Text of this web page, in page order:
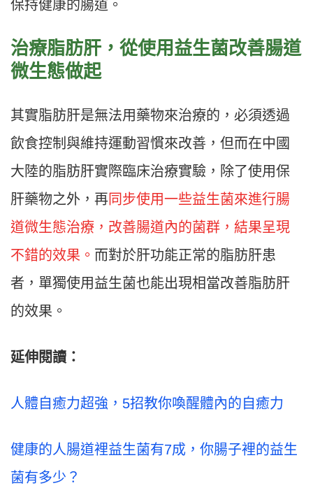
保持健康的腸道。
治療脂肪肝，從使用益生菌改善腸道
微生態做起
其實脂肪肝是無法用藥物來治療的，必須透過
飲食控制與維持運動習慣來改善，但而在中國
大陸的脂肪肝實際臨床治療實驗，除了使用保
肝藥物之外，再 同步使用一些益生菌來進行腸
道微生態治療，改善腸道內的菌群，結果呈現
不錯的效果。 而對於肝功能正常的脂肪肝患
者，單獨使用益生菌也能出現相當改善脂肪肝
的效果。
延伸閱讀：
人體自癒力超強，5招教你喚醒體內的自癒力
健康的人腸道裡益生菌有7成，你腸子裡的益生
菌有多少？